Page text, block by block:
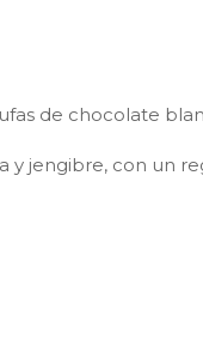
de chocolate
y jengibre, con un